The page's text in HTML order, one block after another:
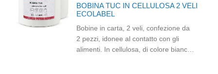
BOBINA TUC IN CELLULOSA 2 VELI
ECOLABEL
Bobine in carta, 2 veli, confezione da
2 pezzi, idonee al contatto con gli
alimenti. In cellulosa, di colore bianco